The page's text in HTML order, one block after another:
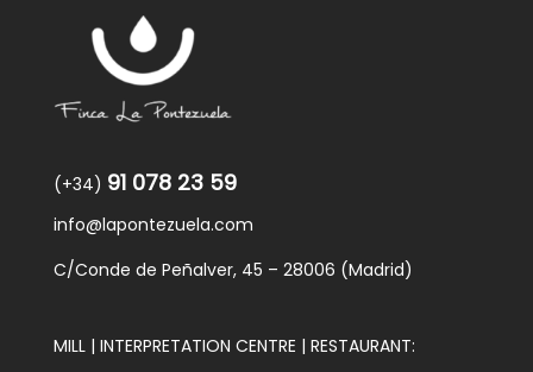
(+34) 91 078 23 59
info@lapontezuela.com
C/Conde de Peñalver, 45 – 28006 (Madrid)
MILL | INTERPRETATION CENTRE | RESTAURANT: